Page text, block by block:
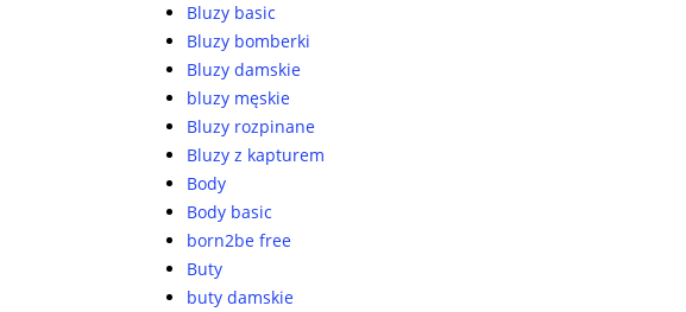
Bluzy basic
Bluzy bomberki
Bluzy damskie
bluzy męskie
Bluzy rozpinane
Bluzy z kapturem
Body
Body basic
born2be free
Buty
buty damskie